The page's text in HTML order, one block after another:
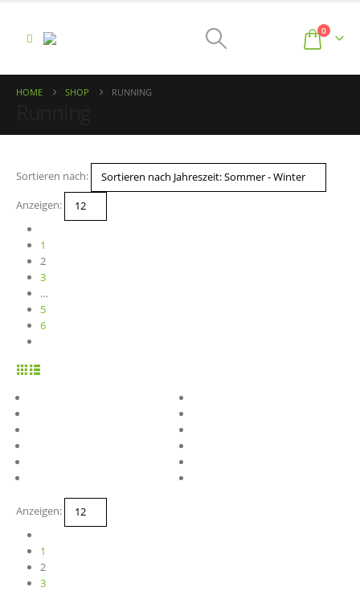
0
HOME SHOP RUNNING
Sortieren nach:
Anzeigen:
1
2
3
…
5
6
Anzeigen:
1
2
3